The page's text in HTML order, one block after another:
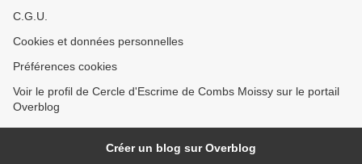
C.G.U.
Cookies et données personnelles
Préférences cookies
Voir le profil de Cercle d'Escrime de Combs Moissy sur le portail
Overblog
Créer un blog sur Overblog